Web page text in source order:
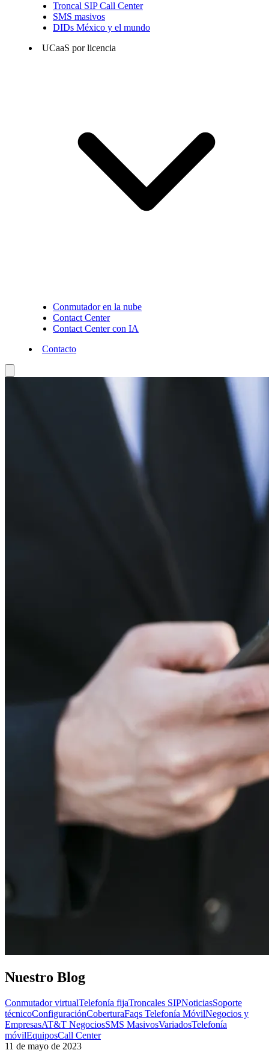
Troncal SIP Call Center
SMS masivos
DIDs México y el mundo
UCaaS por licencia
Conmutador en la nube
Contact Center
Contact Center con IA
Contacto
Nuestro Blog
Conmutador virtualTelefonía fijaTroncales SIPNoticiasSoporte
técnicoConfiguraciónCoberturaFaqs Telefonía MóvilNegocios y
EmpresasAT&T NegociosSMS MasivosVariadosTelefonía
móvilEquiposCall Center
11 de mayo de 2023